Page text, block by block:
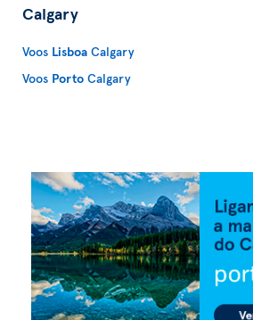
Calgary
Voos Lisboa Calgary
Voos Porto Calgary